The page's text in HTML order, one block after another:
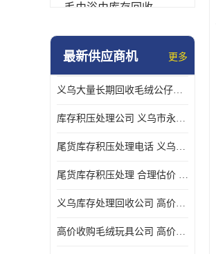
毛巾浴巾库存回收
水杯保温杯库存回收
五金工具库存回收
库存厨具回收
最新供应商机 更多
义乌大量长期回收毛绒公仔公司 高价回收库存积压 高价回收 欢迎电话咨询
库存积压处理公司 义乌市永峰贸易商行
尾货库存积压处理电话 义乌市永峰贸易商行
尾货库存积压处理 合理估价 量大量小均可
义乌库存处理回收公司 高价回收库存积压 大量尾货回收
高价收购毛绒玩具公司 高价回收库存积压 回收库存 二手勿扰